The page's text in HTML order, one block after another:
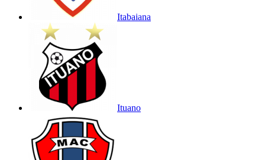
Itabaiana
Ituano